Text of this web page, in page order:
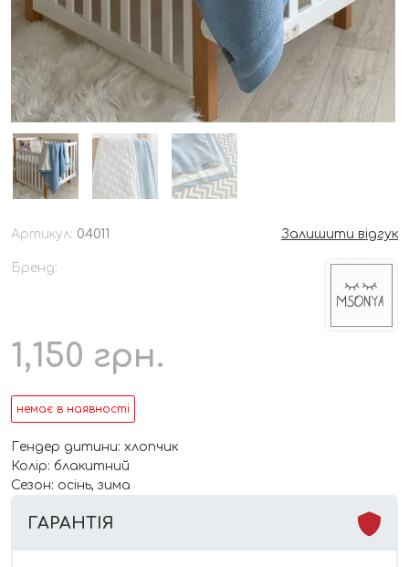
Артикул: 04011 Залишити відгук
Бренд:
1,150 грн.
немає в наявності
Гендер дитини: хлопчик
Колір: блакитний
Сезон: осінь, зима
ГАРАНТІЯ